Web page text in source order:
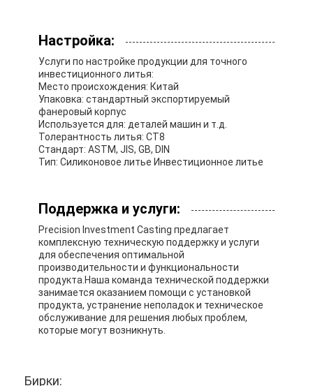
Настройка:
Услуги по настройке продукции для точного
инвестиционного литья:
Место происхождения: Китай
Упаковка: стандартный экспортируемый
фанеровый корпус
Используется для: деталей машин и т.д.
Толерантность литья: CT8
Стандарт: ASTM, JIS, GB, DIN
Тип: Силиконовое литье Инвестиционное литье
Поддержка и услуги:
Precision Investment Casting предлагает
комплексную техническую поддержку и услуги
для обеспечения оптимальной
производительности и функциональности
продукта.Наша команда технической поддержки
занимается оказанием помощи с установкой
продукта, устранение неполадок и техническое
обслуживание для решения любых проблем,
которые могут возникнуть.
Бирки: